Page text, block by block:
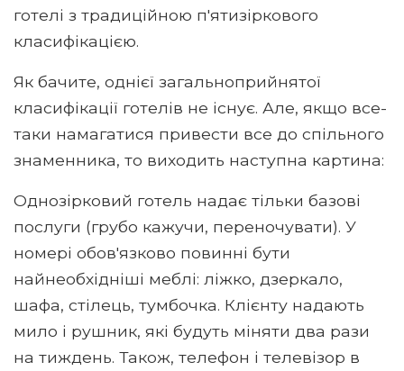
готелі з традиційною п'ятизіркового
класифікацією.
Як бачите, однієї загальноприйнятої
класифікації готелів не існує. Але, якщо все-
таки намагатися привести все до спільного
знаменника, то виходить наступна картина:
Однозірковий готель надає тільки базові
послуги (грубо кажучи, переночувати). У
номері обов'язково повинні бути
найнеобхідніші меблі: ліжко, дзеркало,
шафа, стілець, тумбочка. Клієнту надають
мило і рушник, які будуть міняти два рази
на тиждень. Також, телефон і телевізор в